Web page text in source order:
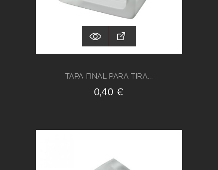
TAPA FINAL PARA TIRA...
0,40 €